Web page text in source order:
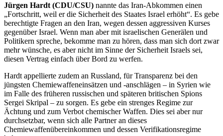
Jürgen Hardt (CDU/CSU) nannte das Iran-Abkommen einen
„Fortschritt, weil er die Sicherheit des Staates Israel erhöht“. Es gebe
berechtigte Fragen an den Iran, wegen dessen aggressiven Kurses
gegenüber Israel. Wenn man aber mit israelischen Generälen und
Politikern spreche, bekomme man zu hören, dass man sich dort zwar
mehr wünsche, es aber nicht im Sinne der Sicherheit Israels sei,
diesen Vertrag einfach über Bord zu werfen.
Hardt appellierte zudem an Russland, für Transparenz bei den
jüngsten Chemiewaffeneinsätzen und -anschlägen – in Syrien wie
im Falle des früheren russischen und späteren britischen Spions
Sergei Skripal – zu sorgen. Es gebe ein strenges Regime zur
Ächtung und zum Verbot chemischer Waffen. Dies sei aber nur
durchsetzbar, wenn sich alle Partner an dieses
Chemiewaffenübereinkommen und dessen Verifikationsregime